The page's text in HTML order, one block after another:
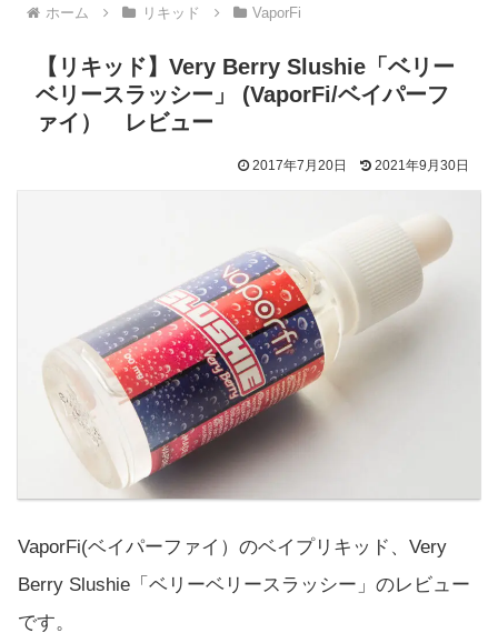
ホーム リキッド VaporFi
【リキッド】Very Berry Slushie「ベリー
ベリースラッシー」 (VaporFi/ベイパーフ
ァイ） レビュー
2017年7月20日 2021年9月30日
VaporFi(ベイパーファイ）のベイプリキッド、Very
Berry Slushie「ベリーベリースラッシー」のレビュー
です。